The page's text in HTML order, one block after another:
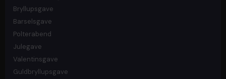
Bryllupsgave
Barselsgave
Polterabend
Julegave
Valentinsgave
Guldbryllupsgave